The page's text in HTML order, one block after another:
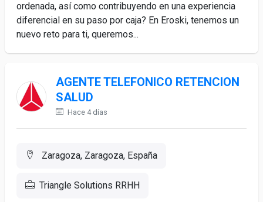
ordenada, así como contribuyendo en una experiencia
diferencial en su paso por caja? En Eroski, tenemos un
nuevo reto para ti, queremos...
AGENTE TELEFONICO RETENCION
SALUD
Hace 4 días
Zaragoza, Zaragoza, España
Triangle Solutions RRHH